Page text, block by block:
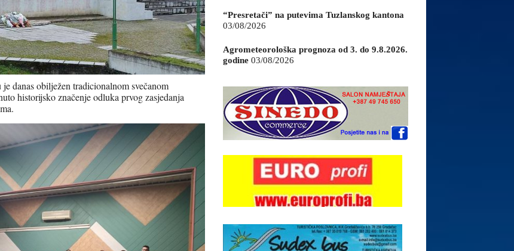
danas obilježen tradicionalnom svečanom
historijsko značenje odluka prvog zasjedanja
“Presretači” na putevima Tuzlanskog kantona
03/08/2026
Agrometeorološka prognoza od 3. do 9.8.2026.
godine 03/08/2026